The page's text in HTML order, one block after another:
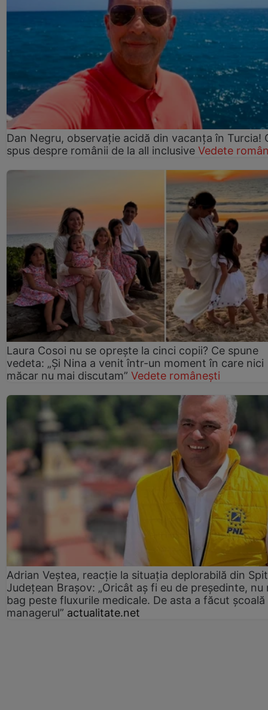
Dan Negru, observație acidă din vacanța în Turcia!
spus despre românii de la all inclusive Vedete
Laura Cosoi nu se oprește la cinci copii? Ce spune
vedeta: „Și Nina a venit într-un moment în care nici
măcar nu mai discutam” Vedete românești
Adrian Veștea, reacție la situația deplorabilă din
Județean Brașov: „Oricât aș fi eu de președinte, nu
bag peste fluxurile medicale. De asta a făcut școală
managerul” actualitate.net